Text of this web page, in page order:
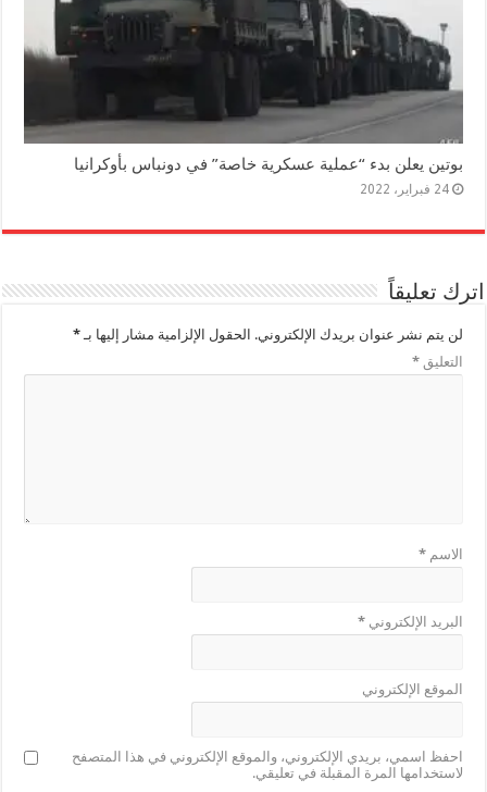
بوتين يعلن بدء “عملية عسكرية خاصة” في دونباس بأوكرانيا
24 فبراير، 2022
اترك تعليقاً
لن يتم نشر عنوان بريدك الإلكتروني. الحقول الإلزامية مشار إليها بـ*
التعليق*
الاسم*
البريد الإلكتروني*
الموقع الإلكتروني
احفظ اسمي، بريدي الإلكتروني، والموقع الإلكتروني في هذا المتصفح
لاستخدامها المرة المقبلة في تعليقي.